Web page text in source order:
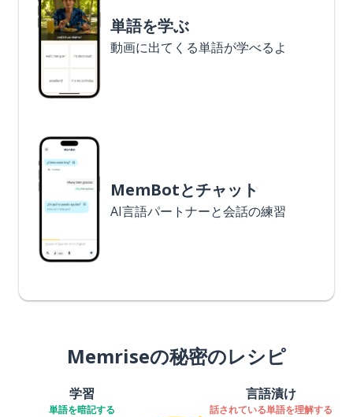
単語を学ぶ
動画に出てくる単語が学べるよ
MemBotとチャット
AI言語パートナーと会話の練習
Memriseの秘密のレシピ
学習
単語を暗記する
言語漬け
話されている単語を理解する